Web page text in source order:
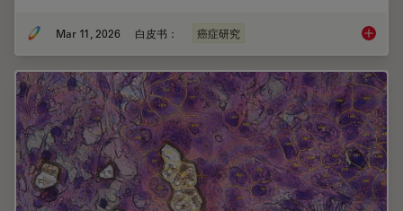
Mar 11, 2026 白皮书： 癌症研究